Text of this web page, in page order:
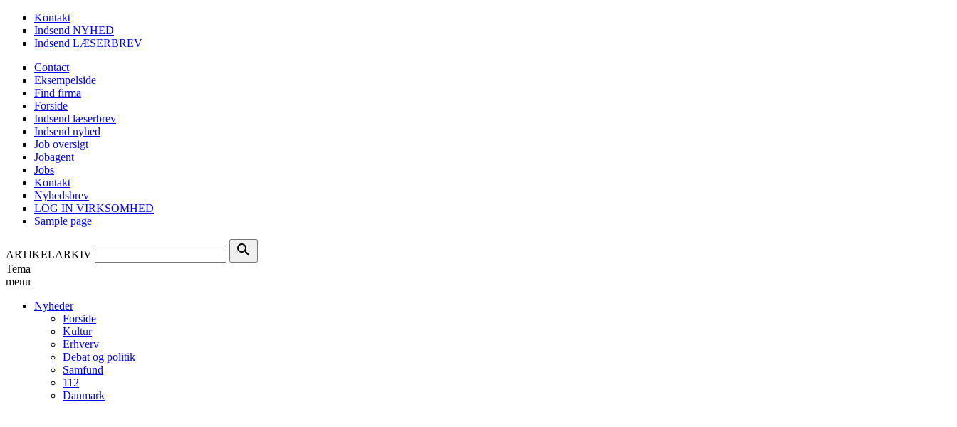
Kontakt
Indsend NYHED
Indsend LÆSERBREV
Contact
Eksempelside
Find firma
Forside
Indsend læserbrev
Indsend nyhed
Job oversigt
Jobagent
Jobs
Kontakt
Nyhedsbrev
LOG IN VIRKSOMHED
Sample page
ARTIKELARKIV search
Tema
menu
Nyheder
Forside
Kultur
Erhverv
Debat og politik
Samfund
112
Danmark